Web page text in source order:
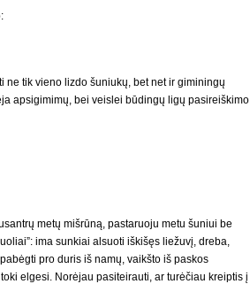
ne tik vieno lizdo šuniukų, bet net ir giminingų
apsigimimų, bei veislei būdingų ligų pasireiškimo
metų mišrūną, pastaruoju metu šuniui be
ima sunkiai alsuoti iškišęs liežuvį, dreba,
pro duris iš namų, vaikšto iš paskos
elgesi. Norėjau pasiteirauti, ar turėčiau kreiptis į